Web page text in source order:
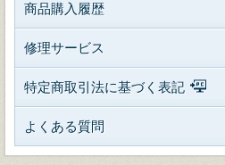
商品購入履歴
修理サービス
特定商取引法に基づく表記
よくある質問